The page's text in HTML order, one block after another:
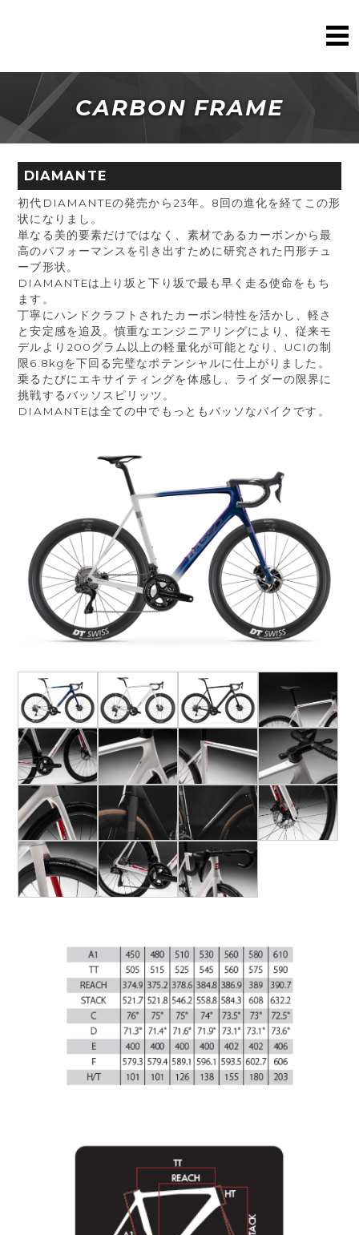
CARBON FRAME
DIAMANTE
初代DIAMANTEの発売から23年。8回の進化を経てこの形
状になりまし。
単なる美的要素だけではなく、素材であるカーボンから最
高のパフォーマンスを引き出すために研究された円形チュ
ーブ形状。
DIAMANTEは上り坂と下り坂で最も早く走る使命をもち
ます。
丁寧にハンドクラフトされたカーボン特性を活かし、軽さ
と安定感を追及。慎重なエンジニアリングにより、従来モ
デルより200グラム以上の軽量化が可能となり、UCIの制
限6.8kgを下回る完璧なポテンシャルに仕上がりました。
乗るたびにエキサイティングを体感し、ライダーの限界に
挑戦するバッソスピリッツ。
DIAMANTEは全ての中でもっともバッソなバイクです。